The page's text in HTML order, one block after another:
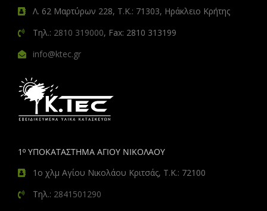
Λ. 62 Μαρτύρων 228, Τ.Κ.: 71303, Ηράκλειο Κρήτης
Τηλ.: 2810 319000, Fax: 2810 313199
info@ktec.gr
1º ΥΠΟΚΑΤΑΣΤΗΜΑ ΑΓΙΟΥ ΝΙΚΟΛΑΟΥ
1ο χλμ Αγίου Νικολάου Κριτσάς, Τ.Κ.: 72100
Τηλ.: 2841501290